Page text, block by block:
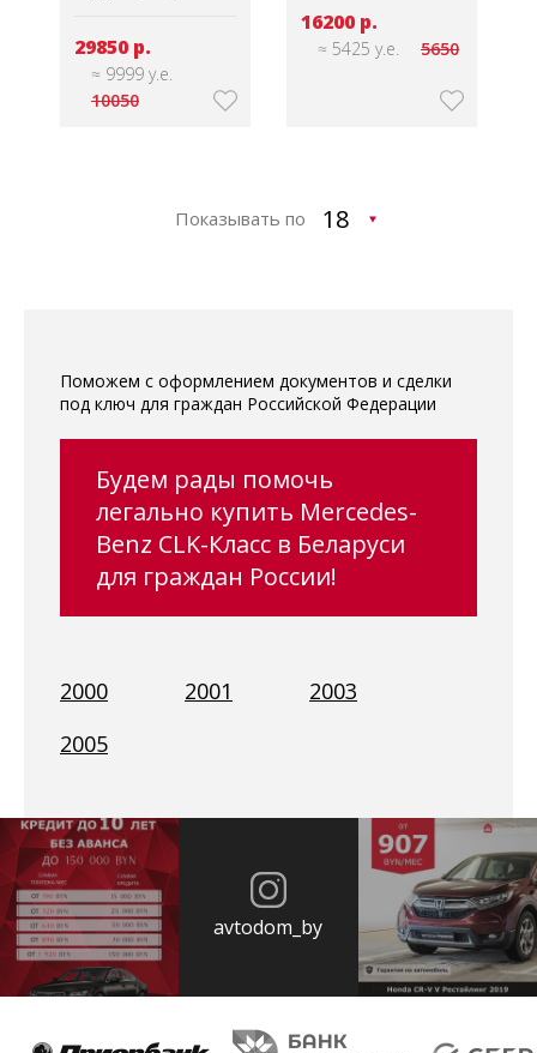
29850 р.
≈ 9999 у.е.
10050
16200 р.
≈ 5425 у.е. 5650
Показывать по
Поможем с оформлением документов и сделки
под ключ для граждан Российской Федерации
Будем рады помочь
легально купить Mercedes-
Benz CLK-Класс в Беларуси
для граждан России!
2000 2001
2003
2005
avtodom_by